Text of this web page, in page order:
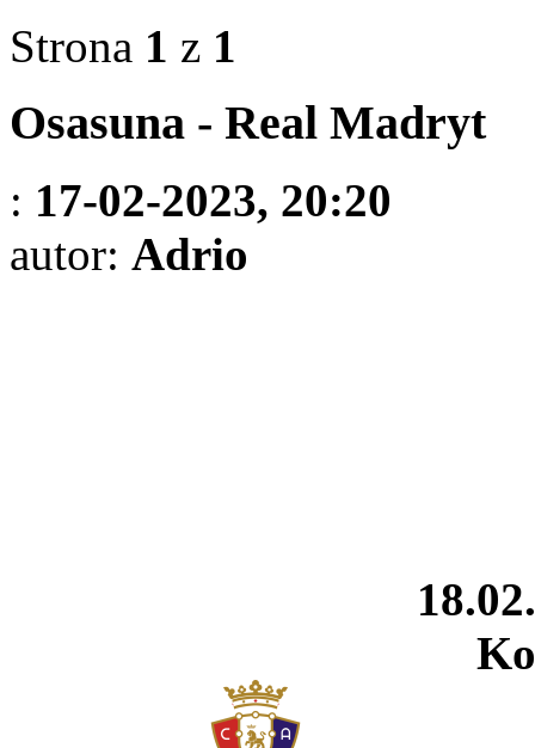
Strona 1 z 1
Osasuna - Real Madryt
: 17-02-2023, 20:20
autor: Adrio